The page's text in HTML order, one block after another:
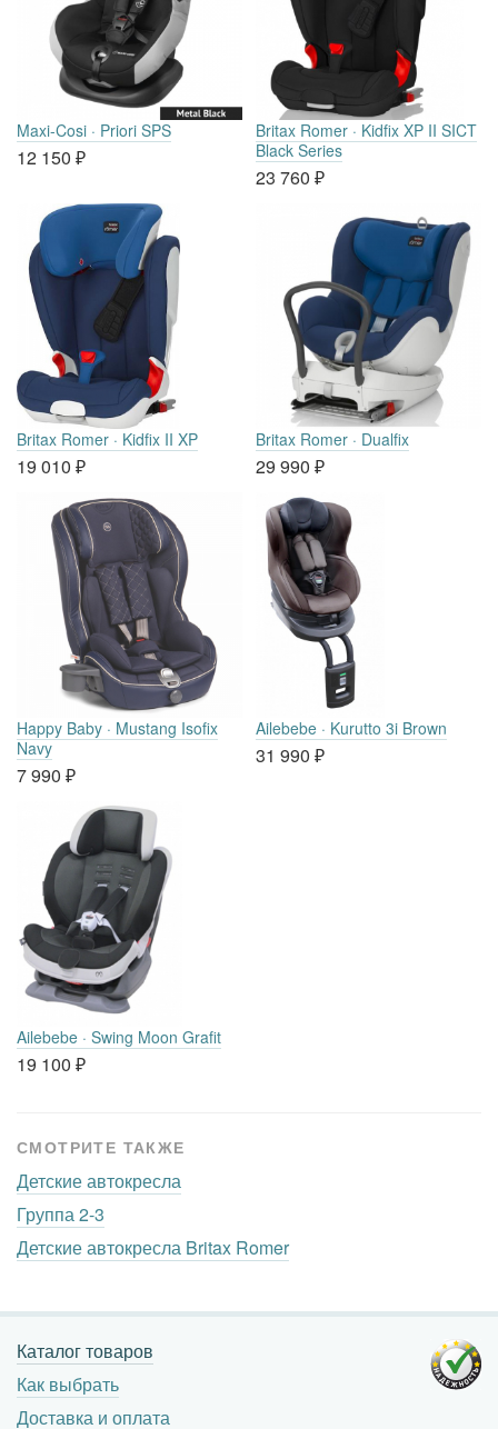
Maxi-Cosi · Priori SPS
12 150 ₽
Britax Romer · Kidfix XP II SICT
Black Series
23 760 ₽
Britax Romer · Kidfix II XP
19 010 ₽
Britax Romer · Dualfix
29 990 ₽
Happy Baby · Mustang Isofix
Navy
7 990 ₽
Ailebebe · Kurutto 3i Brown
31 990 ₽
Ailebebe · Swing Moon Grafit
19 100 ₽
СМОТРИТЕ ТАКЖЕ
Детские автокресла
Группа 2-3
Детские автокресла Britax Romer
Каталог товаров
Как выбрать
Доставка и оплата